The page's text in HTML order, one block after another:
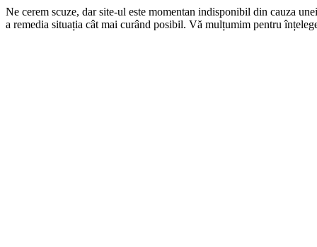
Ne cerem scuze, dar site-ul este momentan indisponibil din cauza
a remedia situația cât mai curând posibil. Vă mulțumim pentru